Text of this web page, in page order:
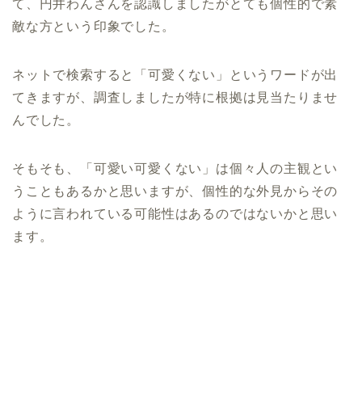
て、円井わんさんを認識しましたがとても個性的で素
敵な方という印象でした。
ネットで検索すると「可愛くない」というワードが出
てきますが、調査しましたが特に根拠は見当たりませ
んでした。
そもそも、「可愛い可愛くない」は個々人の主観とい
うこともあるかと思いますが、個性的な外見からその
ように言われている可能性はあるのではないかと思い
ます。